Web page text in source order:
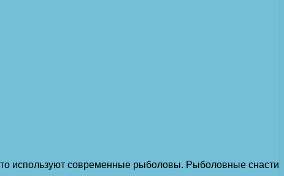
используют современные рыболовы. Рыболовные снасти